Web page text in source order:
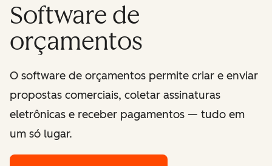
Software de
orçamentos
O software de orçamentos permite criar e enviar
propostas comerciais, coletar assinaturas
eletrônicas e receber pagamentos — tudo em
um só lugar.